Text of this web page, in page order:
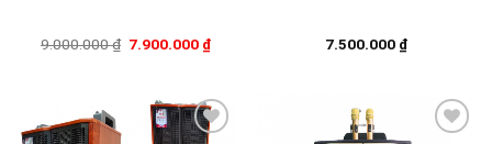
9.000.000₫ Giá
7.900.000 ₫Giá
7.900.000 ₫.
7.500.000 ₫